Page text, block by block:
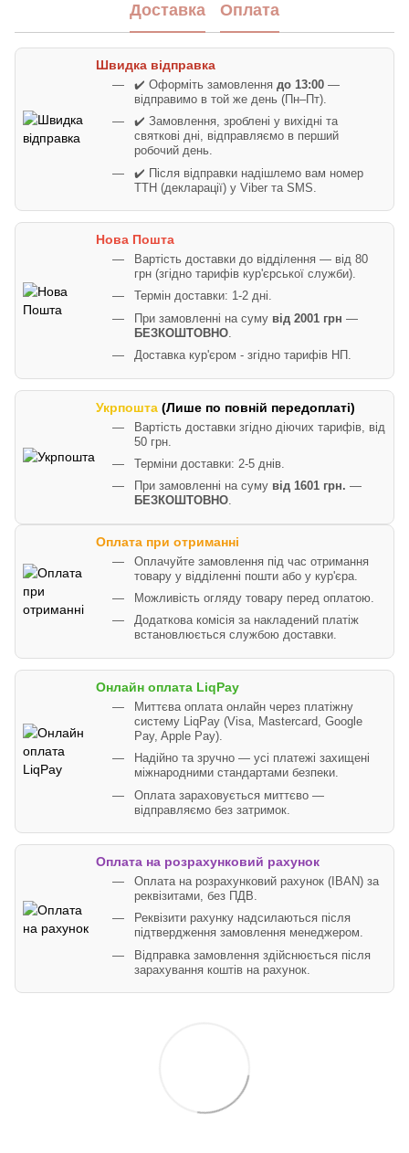
Доставка Оплата
Швидка відправка
✔️ Оформіть замовлення до 13:00 —
відправимо в той же день (Пн–Пт).
✔️ Замовлення, зроблені у вихідні та
святкові дні, відправляємо в перший
робочий день.
✔️ Після відправки надішлемо вам номер
ТТН (декларації) у Viber та SMS.
Нова Пошта
Вартість доставки до відділення — від 80
грн (згідно тарифів кур'єрської служби).
Термін доставки: 1-2 дні.
При замовленні на суму від 2001 грн —
БЕЗКОШТОВНО
Доставка кур'єром - згідно тарифів НП.
Укрпошта (Лише по повній передоплаті)
Вартість доставки згідно діючих тарифів, від
50 грн.
Терміни доставки: 2-5 днів.
При замовленні на суму від 1601 грн. —
БЕЗКОШТОВНО.
Оплата при отриманні
Оплачуйте замовлення під час отримання
товару у відділенні пошти або у кур'єра.
Можливість огляду товару перед оплатою.
Додаткова комісія за накладений платіж
встановлюється службою доставки.
Онлайн оплата LiqPay
Миттєва оплата онлайн через платіжну
систему LiqPay (Visa, Mastercard, Google
Pay, Apple Pay).
Надійно та зручно — усі платежі захищені
міжнародними стандартами безпеки.
Оплата зараховується миттєво —
відправляємо без затримок.
Оплата на розрахунковий рахунок
Оплата на розрахунковий рахунок (IBAN) за
реквізитами, без ПДВ.
Реквізити рахунку надсилаються після
підтвердження замовлення менеджером.
Відправка замовлення здійснюється після
зарахування коштів на рахунок.